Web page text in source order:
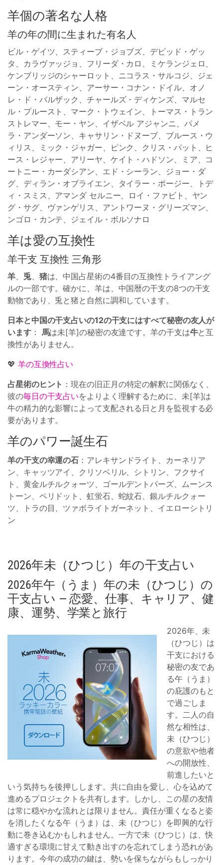
羊個の著名な人格
羊の年の間に生まれた有名人
ビル・ゲイツ、スティーブ・ジョブズ、デビッド・ゲッ
タ、カラヴァッジョ、フリーダ・カロ、ミケランジェロ、
ケンブリッジのシャーロット、ニコラス・サルコジ、ジェ
ーン・オースティン、アーサー・コナン・ドイル、オノ
レ・ド・バルザック、チャールズ・ディケンズ、マルセ
ル・プルースト、マーク・トウェイン、トーマス・トラン
ストレマー、モー・ヤン、イザベル アジャンニ、パメ
ラ・アンダーソン、キャサリン・ドヌーブ、ブルース・ウ
ィリス、ミック・ジャガー、ピンク、クリス・パット、ヒ
ース・レジャー、アリーヤ、ケイト・ハドソン、ミア、コ
ートニー・カーダシアン、エド・シーラン、ジョー・ダ
グ、ディラン・オブライエン、タイラー・ポージー、トデ
ィ・スミス、アマンダ セルニー、ロイ・ファビト、ヤン
グ・サグ、ヴァンゲリス、アントワーヌ・グリーズマン、
ンゴロ・カンテ、ジェイル・ボルソナロ
羊は愛の互換性
羊干支 互換性 三角形
羊、 兎、 猪は、中国占星術の4番目の互換性トライアング
ルの一部です。確かに、羊は、中国暦の干支の8つの干支
動物であり、兎と猪と自然に調和しています。
日本と中国の干支占いの12の干支にはすべて秘密の友人が
います： 馬は未[羊]の秘密の友達です。羊の干支は牛と互
換性がありません。
💖 羊の互換性占い
占星術のヒント ：現在の旧正月の特定の解釈に関係なく、
彼の毎日の干支占いをよりよく理解するために、未[羊]は
牛の精力的な影響によって支配される日と月を監視する必
要があります。
羊のパワー誕生石
羊の干支の幸運の石 ：アレキサンドライト、カーネリア
ン、キャッツアイ、クリソベリル、シトリン、フクサイ
ト、黄金ルチルクォーツ、ゴールデントパーズ、ムーンス
トーン、ペリドット、虹蛍石、蛇紋石、銀ルチルクォー
ツ、トラの目、ツァボライトガーネット、イエローシトリ
ン
2026年未（ひつじ）年の干支占い
2026年午（うま）年の未（ひつじ）の
干支占い ― 恋愛、仕事、キャリア、健
康、運勢、学業と旅行
2026年、未
（ひつじ）は
干支における
秘密の友であ
る午（うま）
の庇護のもと
で過ごしま
す。二人の自
然な相性は、
未（ひつじ）
の意欲や他者
への開放性、
前進したいと
いう気持ちを後押しします。共に自由を愛し、心を込めて
進めるプロジェクトを共有します。しかし、この星の友情
は常に穏やかな流れとは限りません。責任が重くなると姿
を消したくなる午（うま）は、未（ひつじ）を即興的な行
動に巻き込むかもしれません。一方で未（ひつじ）は、快
適すぎる環境に甘えて動き出すのを忘れてしまう恐れがあ
ります。今年の成功の鍵は、勢いを保ちながらもしっかり